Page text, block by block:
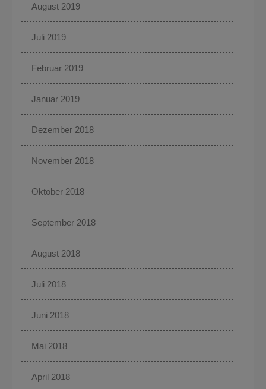
August 2019
Juli 2019
Februar 2019
Januar 2019
Dezember 2018
November 2018
Oktober 2018
September 2018
August 2018
Juli 2018
Juni 2018
Mai 2018
April 2018